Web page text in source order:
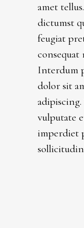
amet
dictumst
feugiat
consequat
Interdum
dolor sit
vulputate
imperdiet
sollicitudin